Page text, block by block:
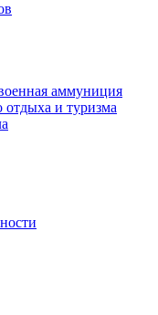
аммуниция
отдыха и туризма